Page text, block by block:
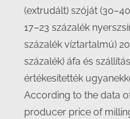
(extrudált) szóját
17–23 százalék
százalék víztartalmú)
százalék) áfa és
értékesítették
According to the data
producer price of